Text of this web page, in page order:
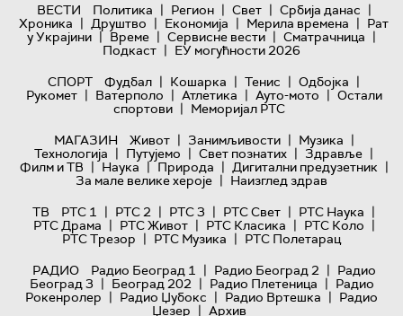
ВЕСТИ Политика | Регион | Свет | Србија данас |
Хроника | Друштво | Економија | Мерила времена | Рат
у Украјини | Време | Сервисне вести | Сматрачница |
Подкаст | ЕУ могућности 2026
СПОРТ
Фудбал | Кошарка | Тенис | Одбојка |
Рукомет | Ватерполо | Атлетика | Ауто-мото | Остали
спортови | Меморијал РТС
МАГАЗИН
Живот | Занимљивости | Музика |
Технологијa | Путујемо | Свет познатих | Здравље |
Филм и ТВ | Наука | Природа | Дигитални предузетник |
За мале велике хероје | Наизглед здрав
ТВ
РТС 1 | РТС 2 | РТС 3 | РТС Свет | РТС Наука |
РТС Драма | РТС Живот | РТС Класика | РТС Коло |
РТС Трезор | РТС Музика | РТС Полетарац
РАДИО
Радио Београд 1 | Радио Београд 2 | Радио
Београд 3 | Београд 202 | Радио Плетеница | Радио
Рокенролер | Радио Џубокс | Радио Вртешка | Радио
Џезер | Архив